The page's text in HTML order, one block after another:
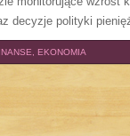
decyzje polityki
EKONOMIA